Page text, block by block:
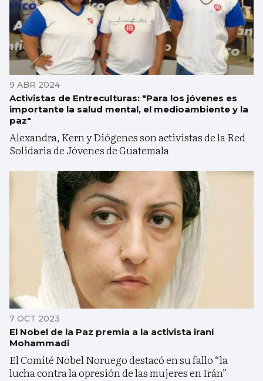
9 ABR 2024
Activistas de Entreculturas: "Para los jóvenes es
importante la salud mental, el medioambiente y la
paz"
Alexandra, Kern y Diógenes son activistas de la Red
Solidaria de Jóvenes de Guatemala
7 OCT 2023
El Nobel de la Paz premia a la activista iraní
Mohammadi
El Comité Nobel Noruego destacó en su fallo “la
lucha contra la opresión de las mujeres en Irán”